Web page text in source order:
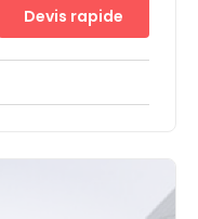
l'intensité de la
Devis rapide